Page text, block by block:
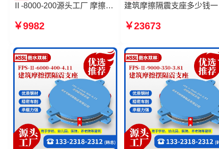
Ⅱ-8000-200源头工厂 摩擦摆
生产厂家 建筑减隔震摩擦摆支
￥9982
建筑摩擦隔震支座多少钱
摆隔震支座FPSII-5000-
￥23673